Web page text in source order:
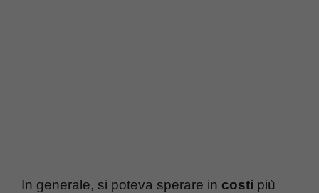
In generale, si poteva sperare in costi più